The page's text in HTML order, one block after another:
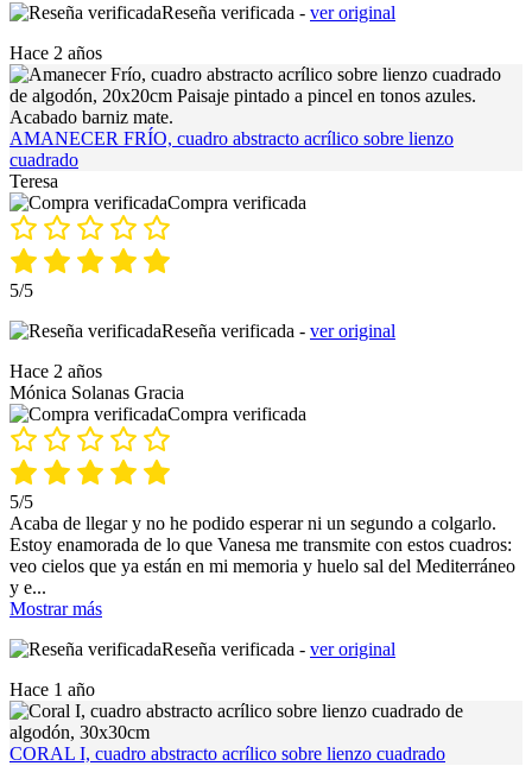
Reseña verificada - ver original
Hace 2 años
AMANECER FRÍO, cuadro abstracto acrílico sobre lienzo
cuadrado
Teresa
Compra verificada
5/5
Reseña verificada - ver original
Hace 2 años
Mónica Solanas Gracia
Compra verificada
5/5
Acaba de llegar y no he podido esperar ni un segundo a colgarlo.
Estoy enamorada de lo que Vanesa me transmite con estos cuadros:
veo cielos que ya están en mi memoria y huelo sal del Mediterráneo
y e...
Mostrar más
Reseña verificada - ver original
Hace 1 año
CORAL I, cuadro abstracto acrílico sobre lienzo cuadrado